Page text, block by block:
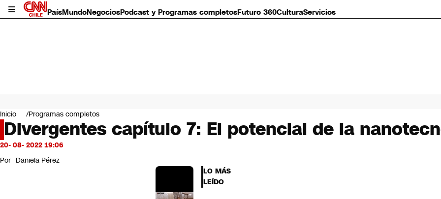
PaísMundoNegociosPodcast y Programas completosFuturo 360CulturaServicios
Mundo
Negocios
Deportes
Programas completos
Servicios
Inicio Programas completos
Divergentes capítulo 7: El potencial de la
20- 08- 2022 19:06
Por Daniela Pérez
LO MÁS
LEÍDO